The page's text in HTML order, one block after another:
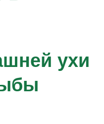
ухи